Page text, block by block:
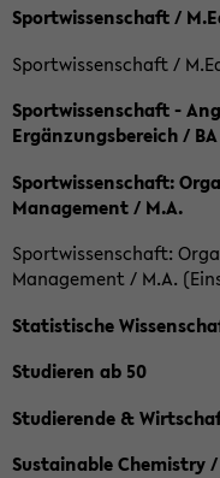
Sportwissenschaft /
Sportwissenschaft /
Sportwissenschaft -
Ergänzungsbereich /
Sportwissenschaft:
Management / M.A.
Sportwissenschaft:
Management / M.A.
Statistische
Studieren ab 50
Studierende &
Sustainable Chemistry /